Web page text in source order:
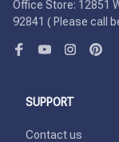
Office Store: 12851
92841 ( Please call
SUPPORT
Contact us